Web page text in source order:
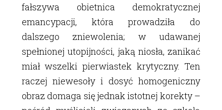
fałszywa obietnica demokratycznej
emancypacji, która prowadziła do
dalszego zniewolenia; w udawanej
spełnionej utopijności, jaką niosła, zanikać
miał wszelki pierwiastek krytyczny. Ten
raczej niewesoły i dosyć homogeniczny
obraz domaga się jednak istotnej korekty –